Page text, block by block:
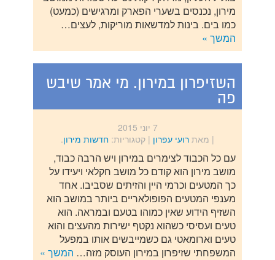
מירון, נכנסים בשערי הפארק ומרגישים (כמעט)
כמו בים. בינות למדשאות מוריקות, לעצים…
המשך »
השזיפרון במירון. מי אמר שיבש
פה
7 יוני 2015
| מאת רועי עפרון | קטגוריות: חדשות מירון.
עם כל הכבוד לצימרים במירון ויש הרבה כבוד,
מושב מירון הוא קודם כל מושב חקלאי ויעידו על
כך המטעים וכרמי היין והזיתים שסביבו. אחד
מענפי המטעים הפופולאריים ביותר במושב הוא
השזיף הידוע שאין כמוהו בטעם ובמראה. הוא
טעים ועסיסי כשהוא נקטף ישירות מהעצים והוא
טעים וארומאטי גם כשמייבשים אותו במפעל
המשפחתי שזיפרון במירון העוסק מזה… המשך »